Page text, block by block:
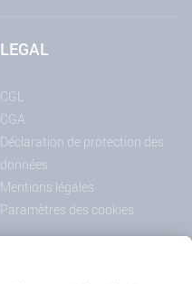
LEGAL
CGL
CGA
Déclaration de protection des
données
Mentions légales
Paramètres des cookies